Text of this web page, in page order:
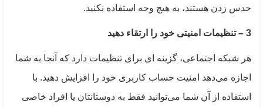
حدس زدن هستند، به هیچ وجه استفاده نکنید.
3 – تنظیمات امنیتی خود را ارتقاء دهید
هر شبکه اجتماعی، گزینه ای برای تنظیمات دارد که آنجا به شما
اجازه می‌دهد امنیت حساب کاربری خود را افزایش دهید. با
استفاده از آن شما می‌توانید فقط به دوستانتان یا افراد خاصی